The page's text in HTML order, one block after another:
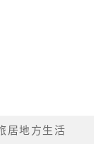
居地方生活